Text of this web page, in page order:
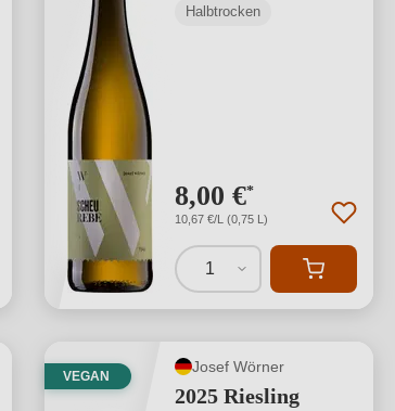
Halbtrocken
8,00 €*
10,67 €/L (0,75 L)
1
VEGAN
Josef Wörner
2025 Riesling